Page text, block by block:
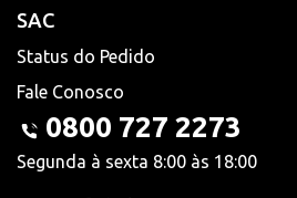
SAC
Status do Pedido
Fale Conosco
0800 727 2273
Segunda à sexta 8:00 às 18:00